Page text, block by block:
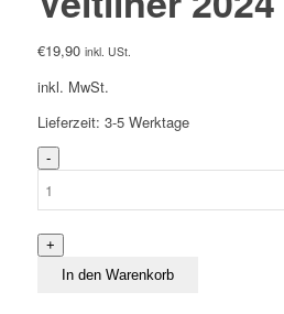
€19,90 inkl. USt.
inkl. MwSt.
Lieferzeit: 3-5 Werktage
Ried
Grüner
2024
MengeIn den Warenkorb